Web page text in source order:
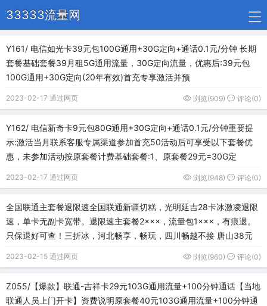
33333流量网
Y161/ 电信如光卡39元包100G通用+30G定向+通话0.1元/分钟 长期
套餐基础套餐39月租5G通用流量，30G定向流量，优惠后:39元包
100G通用+30G定向(20年有效)首充专享激活并预
2023-02-17 通过网页 浏览(909) 评论(0)
Y162/ 电信新奇卡9元包80G通用+30G定向+通话0.1元/分钟重要提
示:激活当月联系客服专属渠道参加首充50活动后可享受以下套餐优
惠，未参加活动按原套餐计费基础套餐:1、原套餐29元=30G定
2023-02-17 通过网页 浏览(948) 评论(0)
全国联通主套餐退限速全国联通新疆切糕，光明延吉28卡冰激凌退限
速，单卡无副卡宽带。退限速主套餐2×××，流量包1×××，有痕退。
只保退好可查！三折冰，河北畅享，畅玩，四川畅越不接 唐山38元
2023-02-15 通过网页 浏览(960) 评论(0)
Z055/【爆款】联通-吉祥卡29元103G通用流量+100分钟通话【当地
联通人员上门开卡】资费说明原套餐40元103G通用流量+100分钟通